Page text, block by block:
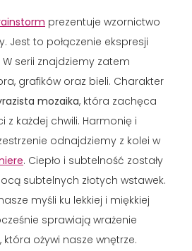
prezentuje wzornictwo
Jest to połączenie ekspresji
serii znajdziemy zatem
grafików oraz bieli. Charakter
mozaika, która zachęca
każdej chwili. Harmonię i
odnajdziemy z kolei w
. Ciepło i subtelność zostały
subtelnych złotych wstawek.
myśli ku lekkiej i miękkiej
sprawiają wrażenie
ożywi nasze wnętrze.